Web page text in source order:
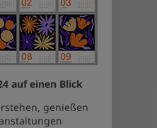
auf einen Blick
genießen